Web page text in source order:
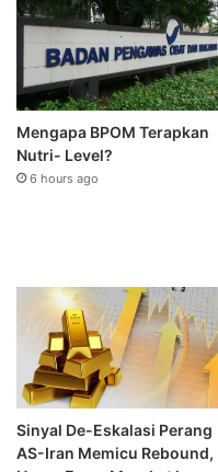
Mengapa BPOM Terapkan
Nutri- Level?
6 hours ago
Sinyal De-Eskalasi Perang
AS-Iran Memicu Rebound,